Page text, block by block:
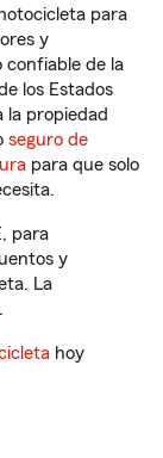
para
y
confiable de la
los Estados
la propiedad
seguro de
para que solo
para
y
La
hoy